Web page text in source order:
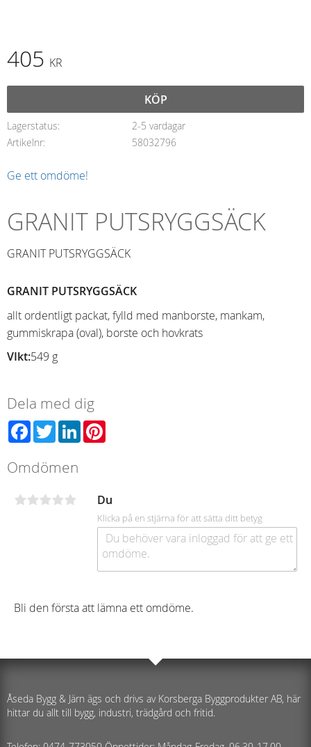
405 KR
KÖP
Lagerstatus
2-5 vardagar
Artikelnr
58032796
Ge ett omdöme!
GRANIT PUTSRYGGSÄCK
GRANIT PUTSRYGGSÄCK
GRANIT PUTSRYGGSÄCK
allt ordentligt packat, fylld med manborste, mankam,
gummiskrapa (oval), borste och hovkrats
VIkt:549 g
Dela med dig
Facebook
TwitterLinkedIn
Omdömen
Du
Klicka på en stjärna för att sätta ditt betyg
Bli den första att lämna ett omdöme.
Åseda Bygg & Järn ägs och drivs av Korsberga Byggprodukter AB, här
hittar du allt till bygg, industri, trädgård och fritid.